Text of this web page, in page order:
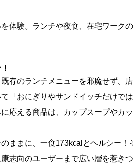
体験。ランチや夜食、在宅ワーク
存のランチメニューを邪魔せず、
「おにぎりやサンドイッチだけで
応える商品は、カップスープや
ままに、一食173kcalとヘルシー
志向のユーザーまで広い層を惹き